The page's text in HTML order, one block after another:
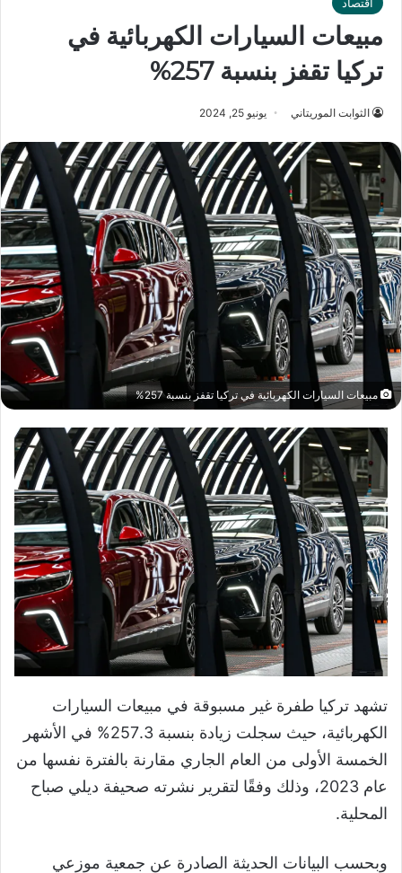
مبيعات السيارات الكهربائية في
تركيا تقفز بنسبة 257%
الثوابت الموريتاني يونيو 25, 2024
مبيعات السيارات الكهربائية في تركيا تقفز بنسبة 257%
تشهد تركيا طفرة غير مسبوقة في مبيعات السيارات
الكهربائية، حيث سجلت زيادة بنسبة 257.3% في الأشهر
الخمسة الأولى من العام الجاري مقارنة بالفترة نفسها من
عام 2023، وذلك وفقًا لتقرير نشرته صحيفة ديلي صباح
المحلية.
وبحسب البيانات الحديثة الصادرة عن جمعية موزعي